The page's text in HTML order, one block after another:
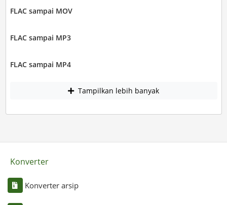
FLAC sampai MOV
FLAC sampai MP3
FLAC sampai MP4
Tampilkan lebih banyak
Konverter
Konverter arsip